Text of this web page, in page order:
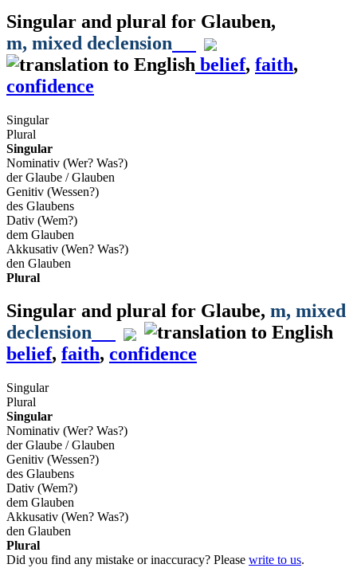
Singular and plural for Glauben,
m, mixed declension
belief, faith,
confidence
Singular
Plural
Singular
Nominativ (Wer? Was?)
der Glaube / Glauben
Genitiv (Wessen?)
des Glaubens
Dativ (Wem?)
dem Glauben
Akkusativ (Wen? Was?)
den Glauben
Plural
Singular and plural for Glaube, m, mixed
declension
belief, faith, confidence
Singular
Plural
Singular
Nominativ (Wer? Was?)
der Glaube / Glauben
Genitiv (Wessen?)
des Glaubens
Dativ (Wem?)
dem Glauben
Akkusativ (Wen? Was?)
den Glauben
Plural
Did you find any mistake or inaccuracy? Please write to us.